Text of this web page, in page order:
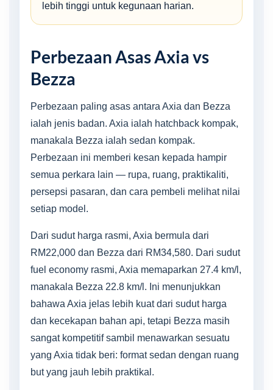
lebih tinggi untuk kegunaan harian.
Perbezaan Asas Axia vs
Bezza
Perbezaan paling asas antara Axia dan Bezza
ialah jenis badan. Axia ialah hatchback kompak,
manakala Bezza ialah sedan kompak.
Perbezaan ini memberi kesan kepada hampir
semua perkara lain — rupa, ruang, praktikaliti,
persepsi pasaran, dan cara pembeli melihat nilai
setiap model.
Dari sudut harga rasmi, Axia bermula dari
RM22,000 dan Bezza dari RM34,580. Dari sudut
fuel economy rasmi, Axia memaparkan 27.4 km/l,
manakala Bezza 22.8 km/l. Ini menunjukkan
bahawa Axia jelas lebih kuat dari sudut harga
dan kecekapan bahan api, tetapi Bezza masih
sangat kompetitif sambil menawarkan sesuatu
yang Axia tidak beri: format sedan dengan ruang
but yang jauh lebih praktikal.